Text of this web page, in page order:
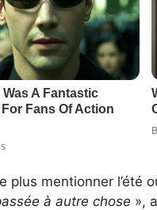
mentionner l’été
à autre chose »,